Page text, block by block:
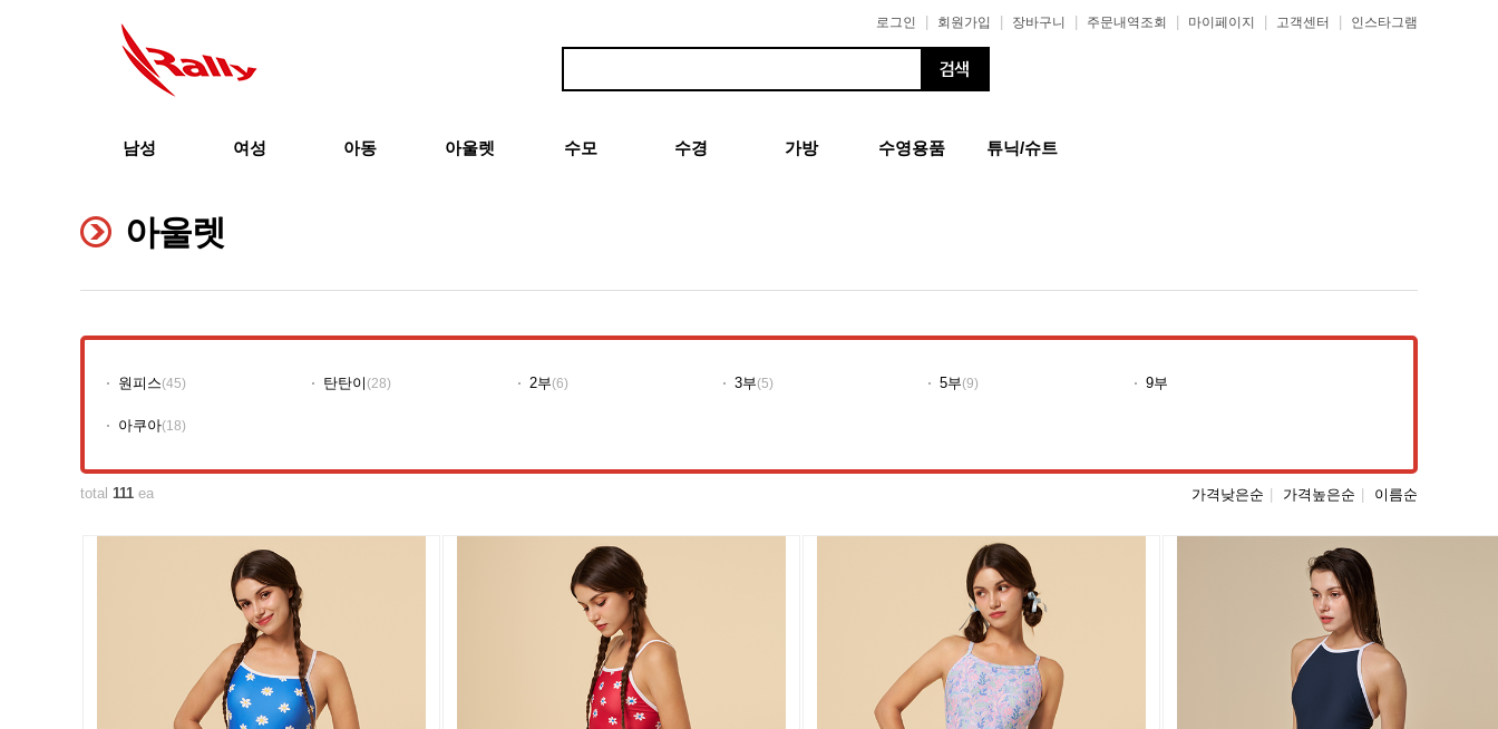
로그인 회원가입 장바구니 주문내역조회 마이페이지 고객센터 인스타그램
남성 여성 아동 아울렛 수모 수경 가방 수영용품 튜닉/슈트
아울렛
원피스(45) 탄탄이 (28) 2부(6) 3부(5) 5부(9) 9부
아쿠아(18)
total 111 ea 가격낮은순 가격높은순 이름순